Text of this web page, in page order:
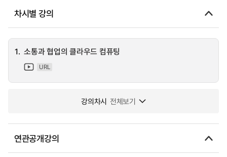
차시별 강의
1. 소통과 협업의 클라우드 컴퓨팅
URL
강의차시 전체보기
연관공개강의